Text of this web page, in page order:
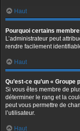
Haut
Pourquoi certains
L’administrateur peut
rendre facilement
Haut
Qu’est-ce qu’un « Groupe
Si vous êtes membre de
déterminer le rang et la
peut vous permettre de
l’utilisateur.
Haut